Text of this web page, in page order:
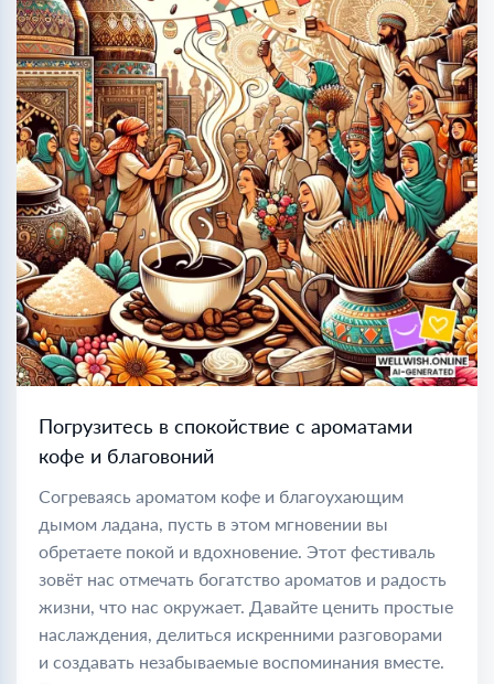
Погрузитесь в спокойствие с ароматами
кофе и благовоний
Согреваясь ароматом кофе и благоухающим
дымом ладана, пусть в этом мгновении вы
обретаете покой и вдохновение. Этот фестиваль
зовёт нас отмечать богатство ароматов и радость
жизни, что нас окружает. Давайте ценить простые
наслаждения, делиться искренними разговорами
и создавать незабываемые воспоминания вместе.